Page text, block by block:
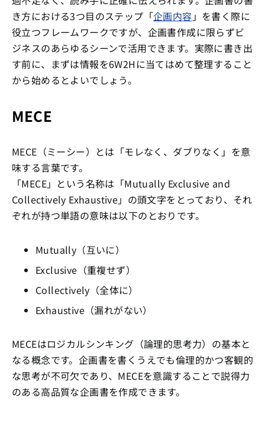
き方における3つ目のステップ「企画内容 」を書く際に
役立つフレームワークですが、企画書作成に限らずビ
ジネスのあらゆるシーンで活用できます。実際に書き出
す前に、まずは情報を6W2Hに当てはめて整理すること
から始めるとよいでしょう。
MECE
MECE（ミーシー）とは「モレなく、ダブりなく」を意
味する言葉です。
「MECE」という名称は「Mutually Exclusive and
Collectively Exhaustive」の頭文字をとっており、それ
ぞれが持つ単語の意味は以下のとおりです。
Mutually（互いに）
Exclusive（重複せず）
Collectively（全体に）
Exhaustive（漏れがない）
MECEはロジカルシンキング（論理的思考力）の基本と
なる概念です。企画書を書くうえでも倫理的かつ客観的
な思考が不可欠であり、MECEを意識することで説得力
のある高品質な企画書を作成できます。